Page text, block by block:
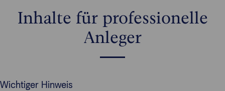
Inhalte für professionelle
Anleger
Wichtiger Hinweis